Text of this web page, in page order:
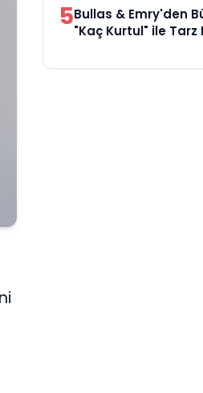
5Bullas & Emry'den
"Kaç Kurtul" ile